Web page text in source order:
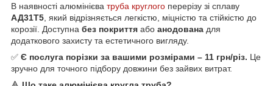
В наявності алюмінієва труба круглого перерізу зі сплаву
АД31Т5 , який відрізняється легкістю, міцністю та стійкістю до
корозії. Доступна без покриття або анодована для
додаткового захисту та естетичного вигляду.
✅ Є послуга порізки за вашими розмірами – 11 грн/різ. Це
зручно для точного підбору довжини без зайвих витрат.